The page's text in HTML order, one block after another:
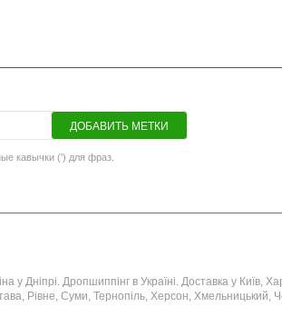
ДОБАВИТЬ МЕТКИ
кавычки (') для фраз.
Дніпрі. Дропшиппінг в Україні. Доставка у Київ,
Рівне, Суми, Тернопіль, Херсон, Хмельницький,